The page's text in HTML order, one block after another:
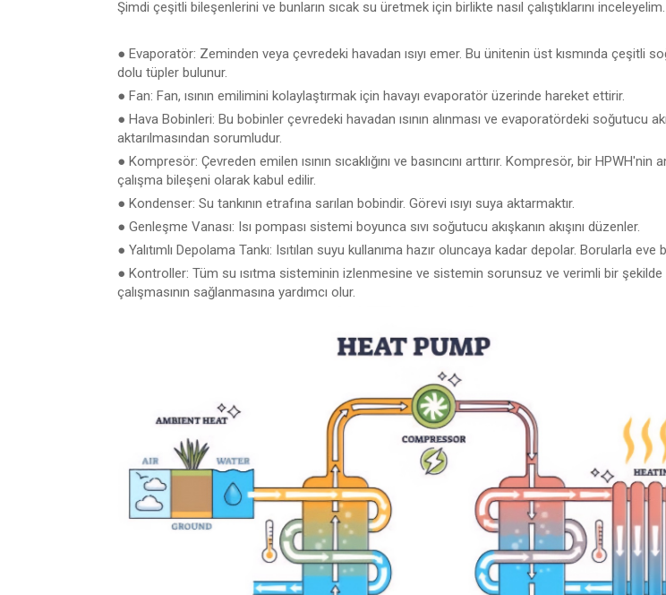
Şimdi çeşitli bileşenlerini ve bunların sıcak su üretmek için birlikte nasıl çalıştıklarını inceleyelim.
● Evaporatör: Zeminden veya çevredeki havadan ısıyı emer. Bu ünitenin üst kısmında çeşitli
dolu tüpler bulunur.
● Fan: Fan, ısının emilimini kolaylaştırmak için havayı evaporatör üzerinde hareket ettirir.
● Hava Bobinleri: Bu bobinler çevredeki havadan ısının alınması ve evaporatördeki soğutucu
aktarılmasından sorumludur.
● Kompresör: Çevreden emilen ısının sıcaklığını ve basıncını arttırır. Kompresör, bir HPWH'nin
çalışma bileşeni olarak kabul edilir.
● Kondenser: Su tankının etrafına sarılan bobindir. Görevi ısıyı suya aktarmaktır.
● Genleşme Vanası: Isı pompası sistemi boyunca sıvı soğutucu akışkanın akışını düzenler.
● Yalıtımlı Depolama Tankı: Isıtılan suyu kullanıma hazır oluncaya kadar depolar. Borularla eve
● Kontroller: Tüm su ısıtma sisteminin izlenmesine ve sistemin sorunsuz ve verimli bir şekilde
çalışmasının sağlanmasına yardımcı olur.